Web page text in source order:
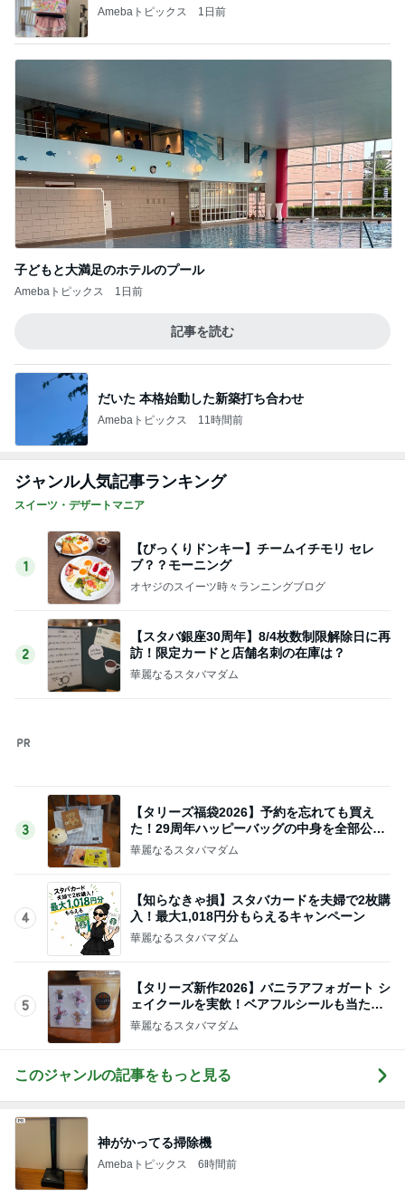
Amebaトピックス 2日前
クロ あどけないツインテール姿の娘
Amebaトピックス 2日前
記事を読む
塾の自習室に行く習慣ができた夏
Amebaトピックス 2日前
何ヶ月ぶりかの自主的な自宅学習
Amebaトピックス
凄いと思った今どきの中学生の買い物
Amebaトピックス
SNSで見掛け一目惚れしたお菓子缶
爽やか後味が最高な大人のスイーツ